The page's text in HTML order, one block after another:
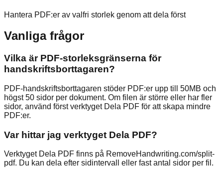
Hantera PDF:er av valfri storlek genom att dela först
Vanliga frågor
Vilka är PDF-storleksgränserna för
handskriftsborttagaren?
PDF-handskriftsborttagaren stöder PDF:er upp till 50MB och
högst 50 sidor per dokument. Om filen är större eller har fler
sidor, använd först verktyget Dela PDF för att skapa mindre
PDF:er.
Var hittar jag verktyget Dela PDF?
Verktyget Dela PDF finns på RemoveHandwriting.com/split-
pdf. Du kan dela efter sidintervall eller fast antal sidor per fil.